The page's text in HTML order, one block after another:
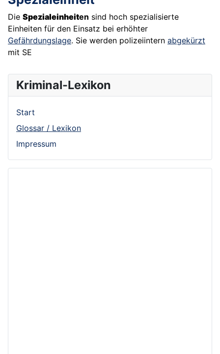
Die Spezialeinheiten sind hoch spezialisierte
Einheiten für den Einsatz bei erhöhter
Gefährdungslage. Sie werden polizeiintern abgekürzt
mit SE
Kriminal-Lexikon
Start
Glossar / Lexikon
Impressum